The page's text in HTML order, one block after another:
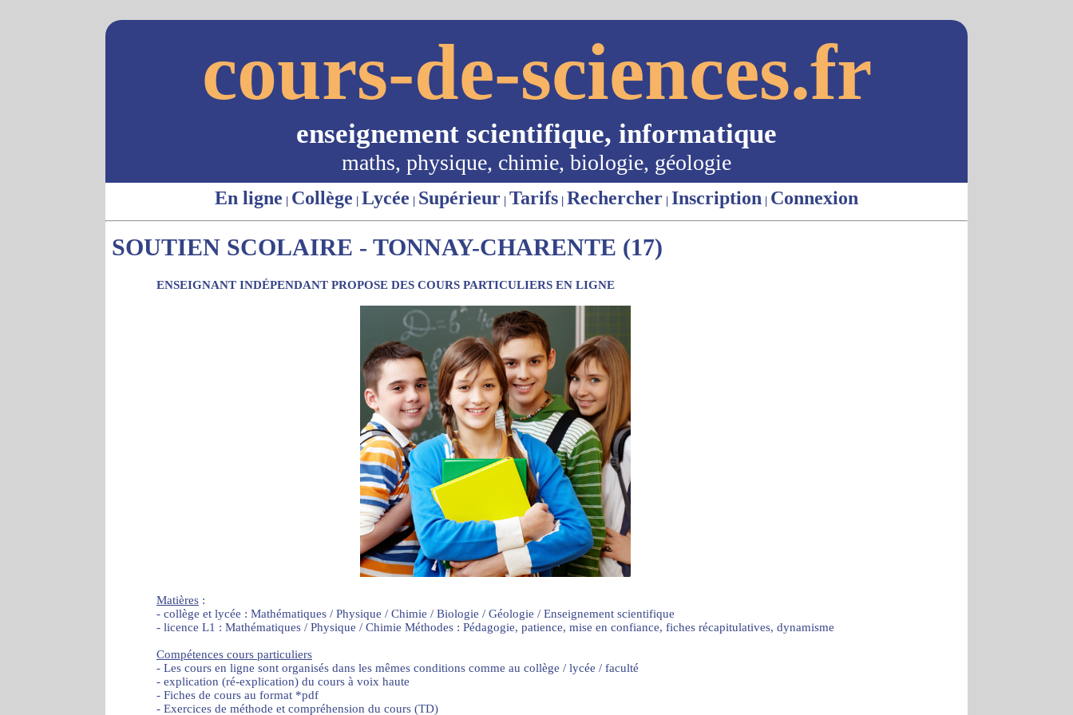
cours-de-sciences.fr
enseignement scientifique, informatique
maths, physique, chimie, biologie, géologie
En ligne | Collège | Lycée | Supérieur | Tarifs | Rechercher | Inscription | Connexion
SOUTIEN SCOLAIRE - TONNAY-CHARENTE (17)
ENSEIGNANT INDÉPENDANT PROPOSE DES COURS PARTICULIERS EN LIGNE
Matières :
- collège et lycée : Mathématiques / Physique / Chimie / Biologie / Géologie / Enseignement scientifique
- licence L1 : Mathématiques / Physique / Chimie Méthodes : Pédagogie, patience, mise en confiance, fiches récapitulatives, dynamisme
Compétences cours particuliers
- Les cours en ligne sont organisés dans les mêmes conditions comme au collège / lycée / faculté
- explication (ré-explication) du cours à voix haute
- Fiches de cours au format *pdf
- Exercices de méthode et compréhension du cours (TD)